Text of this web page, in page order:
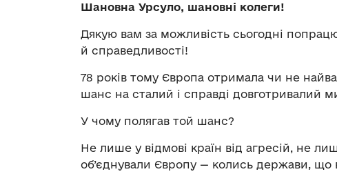
Шановна Урсуло, шановні колеги!
Дякую вам за можливість сьогодні
й справедливості!
78 років тому Європа отримала чи не
шанс на сталий і справді довготривалий
У чому полягав той шанс?
Не лише у відмові країн від агресій, не
об’єднували Європу — колись держави,